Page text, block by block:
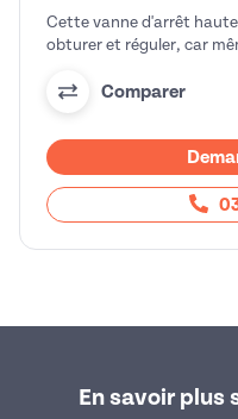
Cette vanne d'arrêt
obturer et réguler, car
Comparer
En savoir plus